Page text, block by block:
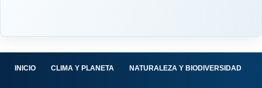
INICIO CLIMA Y PLANETA NATURALEZA Y BIODIVERSIDAD